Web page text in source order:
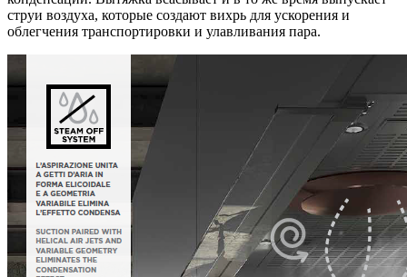
струи воздуха, которые создают вихрь для ускорения и
облегчения транспортировки и улавливания пара.